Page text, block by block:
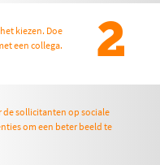
2
kiezen. Doe
een collega.
sollicitanten op sociale
om een beter beeld te